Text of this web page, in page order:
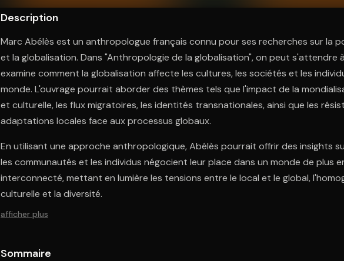
Description
Marc Abélès est un anthropologue français connu pour ses recherches sur la
et la globalisation. Dans "Anthropologie de la globalisation", on peut s'attendre
examine comment la globalisation affecte les cultures, les sociétés et les
monde. L'ouvrage pourrait aborder des thèmes tels que l'impact de la
et culturelle, les flux migratoires, les identités transnationales, ainsi que les
adaptations locales face aux processus globaux.
En utilisant une approche anthropologique, Abélès pourrait offrir des insights
les communautés et les individus négocient leur place dans un monde de plus
interconnecté, mettant en lumière les tensions entre le local et le global,
culturelle et la diversité.
afficher plus
Sommaire